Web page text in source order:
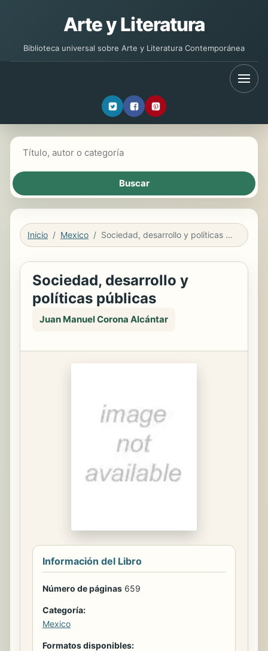
Arte y Literatura
Biblioteca universal sobre Arte y Literatura Contemporánea
Inicio Mexico Sociedad, desarrollo y políticas públicas
Sociedad, desarrollo y
políticas públicas
Juan Manuel Corona Alcántar
Información del Libro
Número de páginas 659
Categoría:
Mexico
Formatos disponibles: